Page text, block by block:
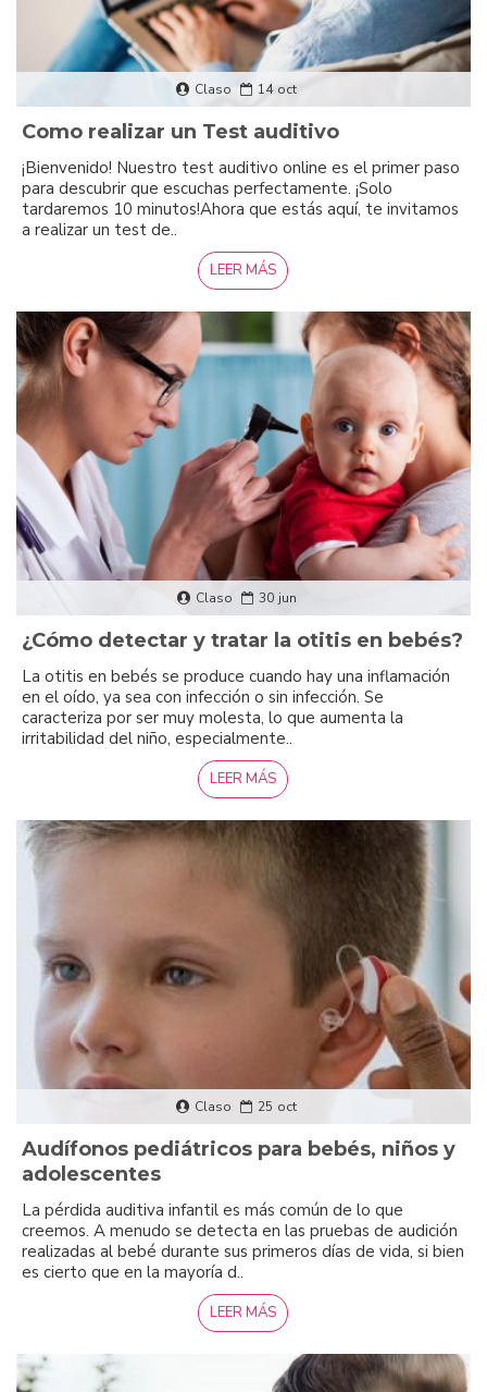
Claso 14 oct
Como realizar un Test auditivo
¡Bienvenido! Nuestro test auditivo online es el primer paso
para descubrir que escuchas perfectamente. ¡Solo
tardaremos 10 minutos!Ahora que estás aquí, te invitamos
a realizar un test de..
LEER MÁS
Claso 30 jun
¿Cómo detectar y tratar la otitis en bebés?
La otitis en bebés se produce cuando hay una inflamación
en el oído, ya sea con infección o sin infección. Se
caracteriza por ser muy molesta, lo que aumenta la
irritabilidad del niño, especialmente..
LEER MÁS
Claso 25 oct
Audífonos pediátricos para bebés, niños y
adolescentes
La pérdida auditiva infantil es más común de lo que
creemos. A menudo se detecta en las pruebas de audición
realizadas al bebé durante sus primeros días de vida, si bien
es cierto que en la mayoría d..
LEER MÁS